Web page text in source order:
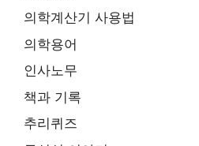
의학계산기 사용법
의학용어
인사노무
책과 기록
추리퀴즈